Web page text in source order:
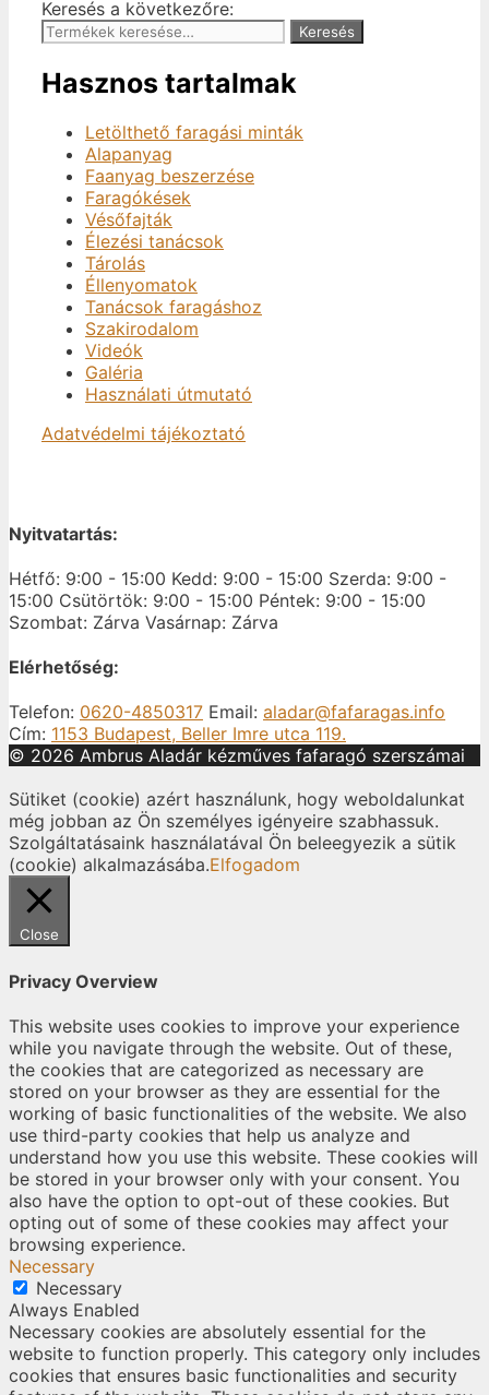
Keresés a következőre:
Keresés
Hasznos tartalmak
Letölthető faragási minták
Alapanyag
Faanyag beszerzése
Faragókések
Vésőfajták
Élezési tanácsok
Tárolás
Éllenyomatok
Tanácsok faragáshoz
Szakirodalom
Videók
Galéria
Használati útmutató
Adatvédelmi tájékoztató
Nyitvatartás:
Hétfő: 9:00 - 15:00 Kedd: 9:00 - 15:00 Szerda: 9:00 -
15:00 Csütörtök: 9:00 - 15:00 Péntek: 9:00 - 15:00
Szombat: Zárva Vasárnap: Zárva
Elérhetőség:
Telefon: 0620-4850317 Email: aladar@fafaragas.info
Cím: 1153 Budapest, Beller Imre utca 119.
© 2026 Ambrus Aladár kézműves fafaragó szerszámai
Sütiket (cookie) azért használunk, hogy weboldalunkat
még jobban az Ön személyes igényeire szabhassuk.
Szolgáltatásaink használatával Ön beleegyezik a sütik
(cookie) alkalmazásába.Elfogadom
Close
Privacy Overview
This website uses cookies to improve your experience
while you navigate through the website. Out of these,
the cookies that are categorized as necessary are
stored on your browser as they are essential for the
working of basic functionalities of the website. We also
use third-party cookies that help us analyze and
understand how you use this website. These cookies will
be stored in your browser only with your consent. You
also have the option to opt-out of these cookies. But
opting out of some of these cookies may affect your
browsing experience.
Necessary
Necessary
Always Enabled
Necessary cookies are absolutely essential for the
website to function properly. This category only includes
cookies that ensures basic functionalities and security